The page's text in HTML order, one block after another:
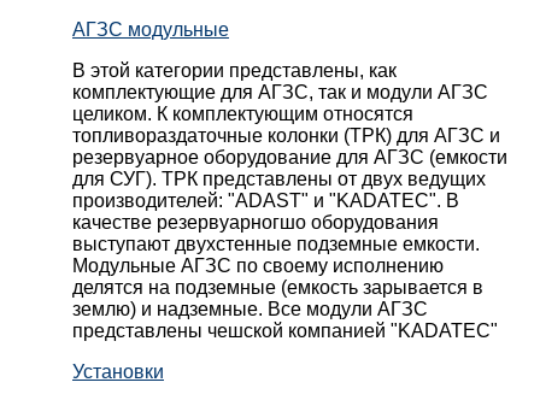
АГЗС модульные
В этой категории представлены, как
комплектующие для АГЗС, так и модули АГЗС
целиком. К комплектующим относятся
топливораздаточные колонки (ТРК) для АГЗС и
резервуарное оборудование для АГЗС (емкости
для СУГ). ТРК представлены от двух ведущих
производителей: "ADAST" и "KADATEC". В
качестве резервуарногшо оборудования
выступают двухстенные подземные емкости.
Модульные АГЗС по своему исполнению
делятся на подземные (емкость зарывается в
землю) и надземные. Все модули АГЗС
представлены чешской компанией "KADATEC"
Установки